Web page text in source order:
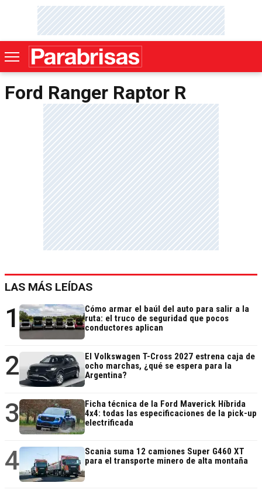
Ford Ranger Raptor R
LAS MÁS LEÍDAS
1
Cómo armar el baúl del auto para salir a la
ruta: el truco de seguridad que pocos
conductores aplican
2
El Volkswagen T-Cross 2027 estrena caja de
ocho marchas, ¿qué se espera para la
Argentina?
3
Ficha técnica de la Ford Maverick Híbrida
4x4: todas las especificaciones de la pick-up
electrificada
4
Scania suma 12 camiones Super G460 XT
para el transporte minero de alta montaña